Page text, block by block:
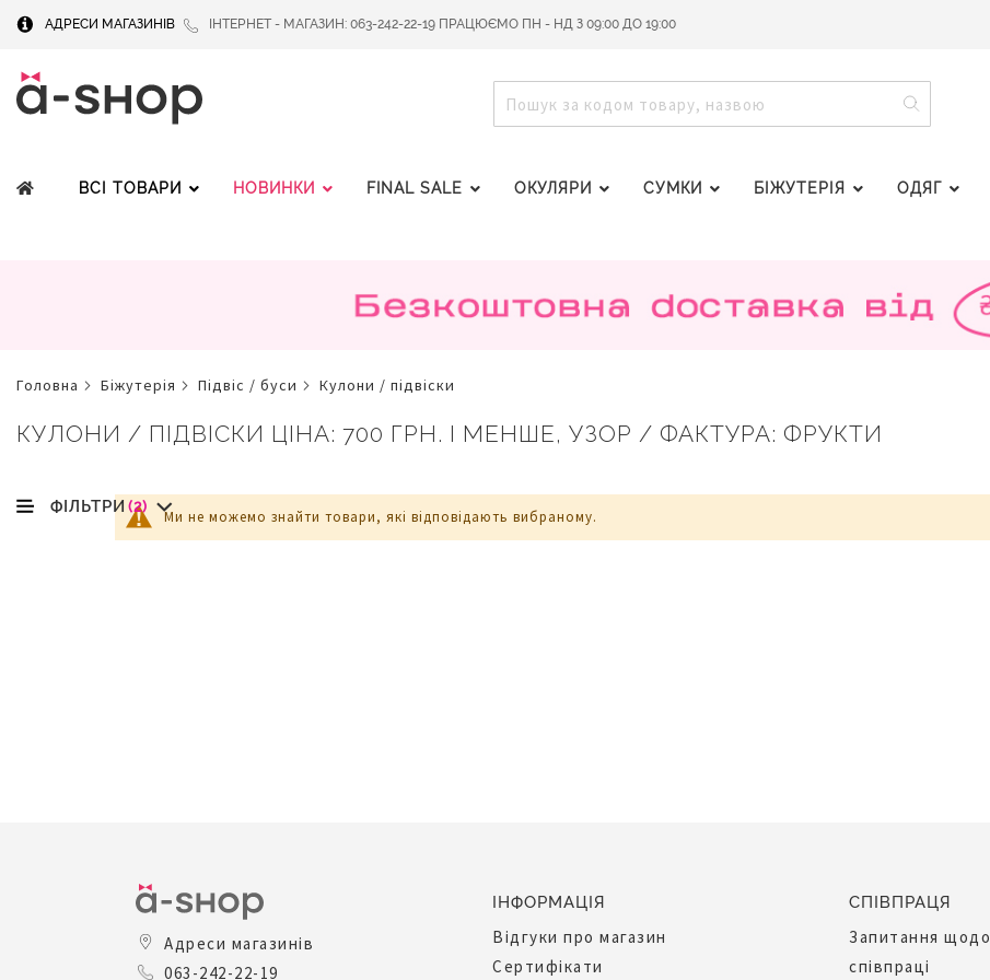
АДРЕСИ МАГАЗИНІВ ІНТЕРНЕТ - МАГАЗИН: 063-242-22-19 ПРАЦЮЄМО ПН - НД З 09:00 ДО 19:00
ПОШУК
ВСІ ТОВАРИ НОВИНКИ FINAL SALE ОКУЛЯРИ СУМКИ БІЖУТЕРІЯ ОДЯГ
головна біжутерія підвіс / буси кулони / підвіски
КУЛОНИ / ПІДВІСКИ ЦІНА: 700 ГРН. І МЕНШЕ, УЗОР / ФАКТУРА: ФРУКТИ
Ми не можемо знайти товари, які відповідають вибраному.
ФІЛЬТРИ (2)
Адреси магазинів
063-242-22-19
ІНФОРМАЦІЯ
Відгуки про магазин
Сертифікати
СПІВПРАЦЯ
Запитання щодо
співпраці